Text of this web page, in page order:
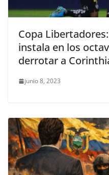
Copa
instala en los
derrotar a
junio 8, 2023